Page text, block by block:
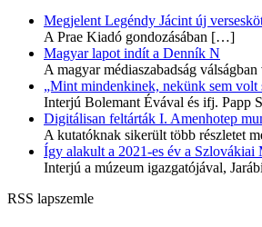
Megjelent Legéndy Jácint új
A Prae Kiadó gondozásában […]
Magyar lapot indít a Denník N
A magyar médiaszabadság
„Mint mindenkinek, nekünk sem
Interjú Bolemant Évával és ifj. Papp
Digitálisan feltárták I. Amenhotep
A kutatóknak sikerült több részletet
Így alakult a 2021-es év a
Interjú a múzeum igazgatójával,
RSS lapszemle